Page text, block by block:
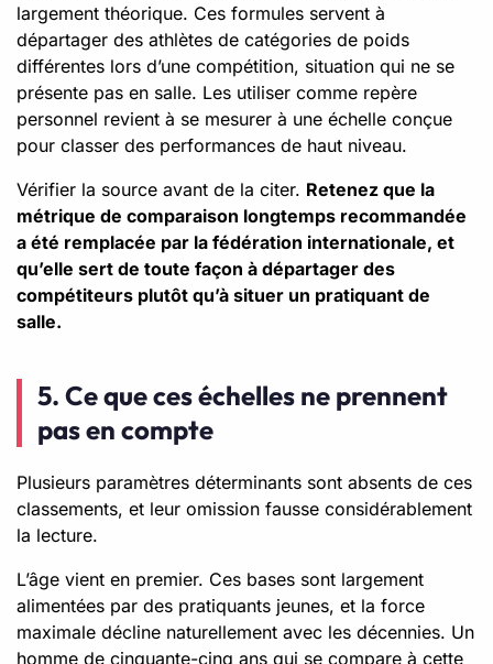
largement théorique. Ces formules servent à
départager des athlètes de catégories de poids
différentes lors d’une compétition, situation qui ne se
présente pas en salle. Les utiliser comme repère
personnel revient à se mesurer à une échelle conçue
pour classer des performances de haut niveau.
Vérifier la source avant de la citer. Retenez que la
métrique de comparaison longtemps recommandée
a été remplacée par la fédération internationale, et
qu’elle sert de toute façon à départager des
compétiteurs plutôt qu’à situer un pratiquant de
salle.
5. Ce que ces échelles ne prennent
pas en compte
Plusieurs paramètres déterminants sont absents de ces
classements, et leur omission fausse considérablement
la lecture.
L’âge vient en premier. Ces bases sont largement
alimentées par des pratiquants jeunes, et la force
maximale décline naturellement avec les décennies. Un
homme de cinquante-cinq ans qui se compare à cette